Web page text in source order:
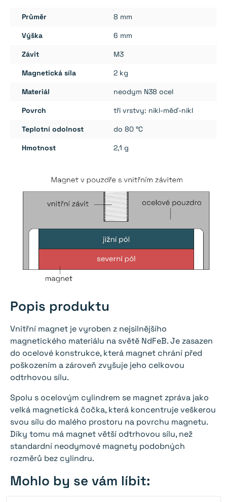
Průměr 8 mm
Výška 6 mm
Závit M3
Magnetická síla 2 kg
Materiál neodym N38 ocel
Povrch tři vrstvy: nikl-měď-nikl
Teplotní odolnost do 80 °C
Hmotnost 2,1 g
Popis produktu
Vnitřní magnet je vyroben z nejsilnějšího
magnetického materiálu na světě NdFeB. Je zasazen
do ocelové konstrukce, která magnet chrání před
poškozením a zároveň zvyšuje jeho celkovou
odtrhovou sílu.
Spolu s ocelovým cylindrem se magnet zpráva jako
velká magnetická čočka, která koncentruje veškerou
svou sílu do malého prostoru na povrchu magnetu.
Díky tomu má magnet větší odtrhovou sílu, než
standardní neodymové magnety podobných
rozměrů bez cylindru.
Mohlo by se vám líbit: